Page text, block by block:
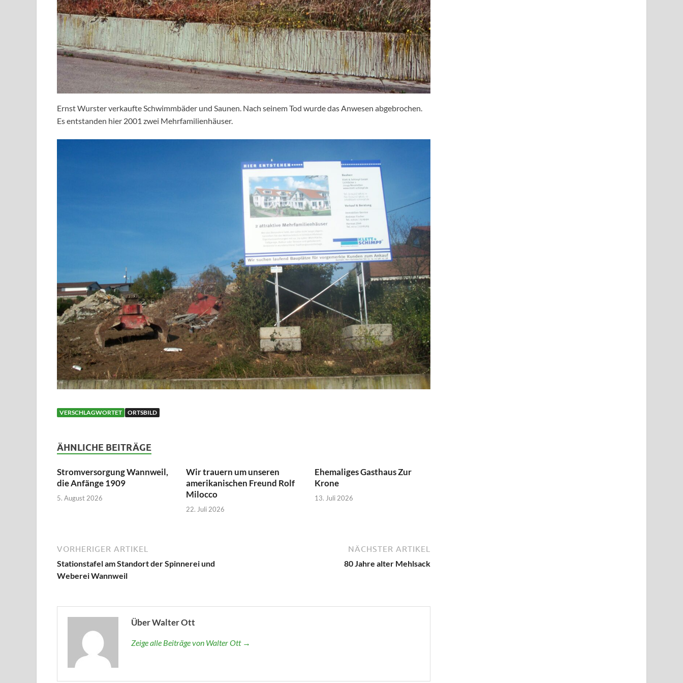
Ernst Wurster verkaufte Schwimmbäder und Saunen. Nach seinem Tod wurde das Anwesen abgebrochen.
Es entstanden hier 2001 zwei Mehrfamilienhäuser.
VERSCHLAGWORTET ORTSBILD
ÄHNLICHE BEITRÄGE
Stromversorgung Wannweil,
die Anfänge 1909
5. August 2026
Wir trauern um unseren
amerikanischen Freund Rolf
Milocco
22. Juli 2026
Ehemaliges Gasthaus Zur
Krone
13. Juli 2026
VORHERIGER ARTIKEL
Stationstafel am Standort der Spinnerei und
Weberei Wannweil
NÄCHSTER ARTIKEL
80 Jahre alter Mehlsack
Über Walter Ott
Zeige alle Beiträge von Walter Ott →